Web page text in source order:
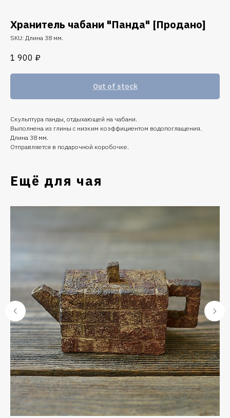
Хранитель чабани "Панда" [Продано]
SKU: Длина 38 мм.
1 900 ₽
Out of stock
Скульптура панды, отдыхающей на чабани.
Выполнена из глины с низким коэффициентом водопоглащения.
Длина 38 мм.
Отправляется в подарочной коробочке.
Ещё для чая